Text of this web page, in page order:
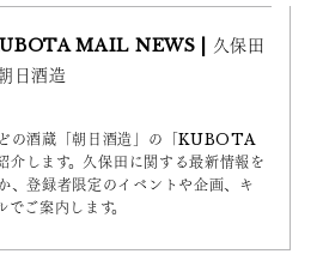
MAIL NEWS | 久保田
朝日酒造
の酒蔵「朝日酒造」の「KUBOTA
します。久保田に関する最新情報を
、登録者限定のイベントや企画、キ
ご案内します。